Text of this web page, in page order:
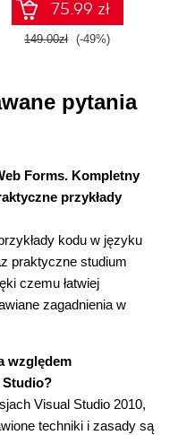
kompilacja (38)
(39)
(41)
przy inicjacji
(45)
(51)
(nowość języka C#
(nowość języka C# 4.0)
75.99 zł
149.00zł (-49%)
pytania
Forms. Kompletny
przykłady
kodu w języku
praktyczne studium
czemu łatwiej
zagadnienia w
względem
Studio?
Visual Studio 2010,
techniki i zasady są